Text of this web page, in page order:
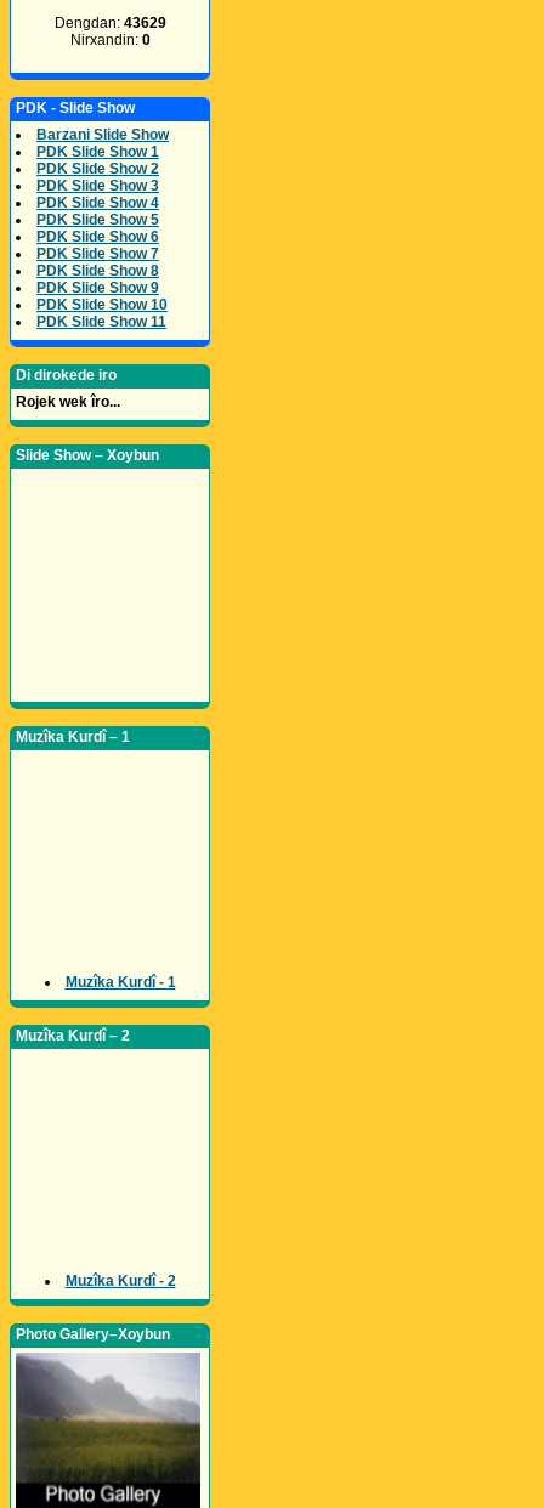
Dengdan: 43629
Nirxandin: 0
PDK - Slide Show
Barzani Slide Show
PDK Slide Show 1
PDK Slide Show 2
PDK Slide Show 3
PDK Slide Show 4
PDK Slide Show 5
PDK Slide Show 6
PDK Slide Show 7
PDK Slide Show 8
PDK Slide Show 9
PDK Slide Show 10
PDK Slide Show 11
Di dirokede iro
Rojek wek îro...
Slide Show – Xoybun
Muzîka Kurdî – 1
Muzîka Kurdî - 1
Muzîka Kurdî – 2
Muzîka Kurdî - 2
Photo Gallery–Xoybun